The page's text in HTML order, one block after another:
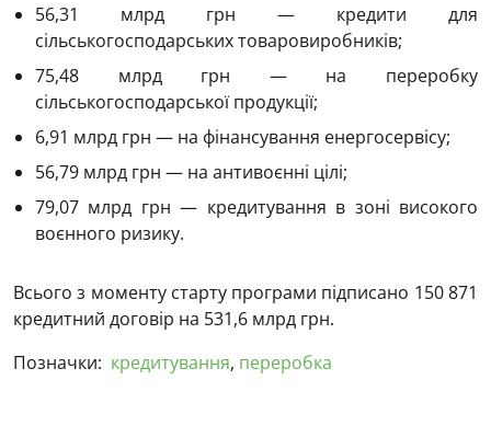
56,31 млрд грн — кредити для
сільськогосподарських товаровиробників;
75,48 млрд грн — на переробку
сільськогосподарської продукції;
6,91 млрд грн — на фінансування енергосервісу;
56,79 млрд грн — на антивоєнні цілі;
79,07 млрд грн — кредитування в зоні високого
воєнного ризику.
Всього з моменту старту програми підписано 150 871
кредитний договір на 531,6 млрд грн.
Позначки: кредитування, переробка